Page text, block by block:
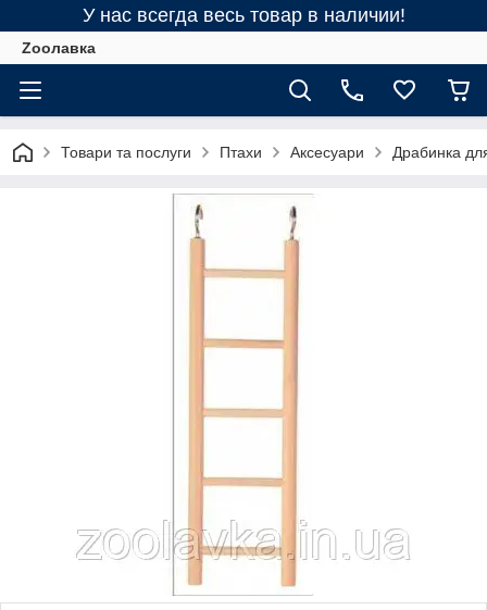
У нас всегда весь товар в наличии!
Zooлавка
Товари та послуги Птахи Аксесуари Драбинка